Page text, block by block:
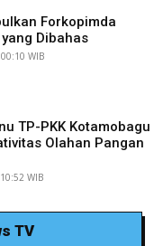
Forkopimda
Dibahas
WIB
TP-PKK Kotamobagu
Olahan Pangan
WIB
TV